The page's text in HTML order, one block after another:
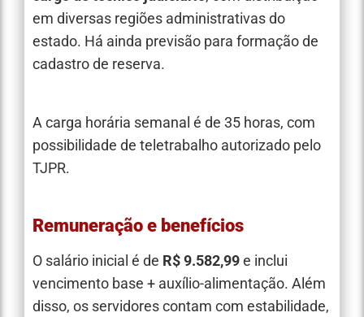
em diversas regiões administrativas do
estado. Há ainda previsão para formação de
cadastro de reserva.
A carga horária semanal é de 35 horas, com
possibilidade de teletrabalho autorizado pelo
TJPR.
Remuneração e benefícios
O salário inicial é de R$ 9.582,99e inclui
vencimento base + auxílio-alimentação. Além
disso, os servidores contam com estabilidade,